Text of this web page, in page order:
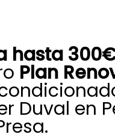
hasta
Plan
Duval en